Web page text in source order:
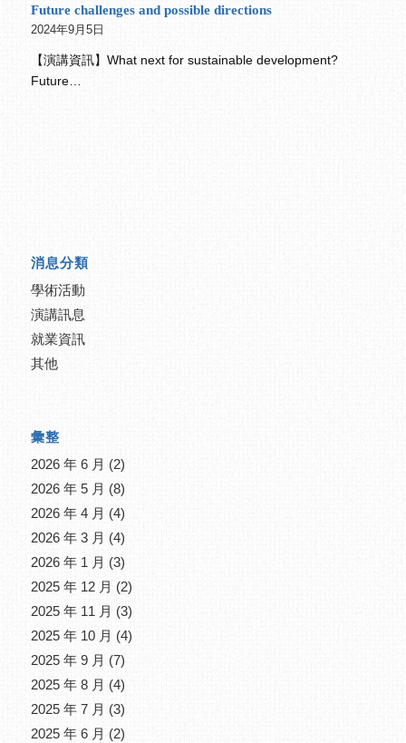
Future challenges and possible directions
2024年9月5日
【演講資訊】What next for sustainable development?
Future…
消息分類
學術活動
演講訊息
就業資訊
其他
彙整
2026 年 6 月 (2)
2026 年 5 月 (8)
2026 年 4 月 (4)
2026 年 3 月 (4)
2026 年 1 月 (3)
2025 年 12 月 (2)
2025 年 11 月 (3)
2025 年 10 月 (4)
2025 年 9 月 (7)
2025 年 8 月 (4)
2025 年 7 月 (3)
2025 年 6 月 (2)